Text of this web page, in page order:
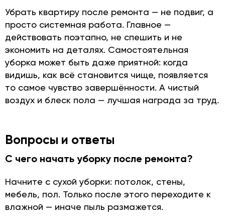
Убрать квартиру после ремонта — не подвиг, а
просто системная работа. Главное —
действовать поэтапно, не спешить и не
экономить на деталях. Самостоятельная
уборка может быть даже приятной: когда
видишь, как всё становится чище, появляется
то самое чувство завершённости. А чистый
воздух и блеск пола — лучшая награда за труд.
Вопросы и ответы
С чего начать уборку после ремонта?
Начните с сухой уборки: потолок, стены,
мебель, пол. Только после этого переходите к
влажной — иначе пыль размажется.